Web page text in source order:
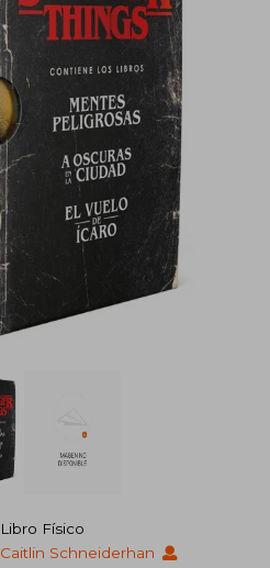
Libro Físico
Caitlin Schneiderhan